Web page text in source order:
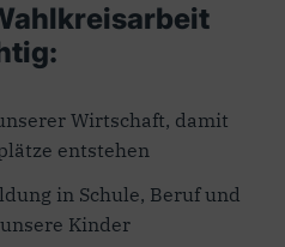
Wirtschaft, damit
entstehen
in Schule, Beruf und
Kinder